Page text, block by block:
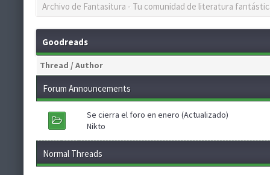
Archivo de Fantasitura - Tu comunidad de literatura
Goodreads
Thread /Author
Forum Announcements
Se cierra el foro en enero (Actualizado)
Nikto
Normal Threads